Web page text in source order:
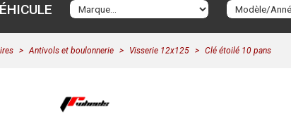
Antivols et boulonnerie Visserie 12x125 Clé étoilé 10 pans